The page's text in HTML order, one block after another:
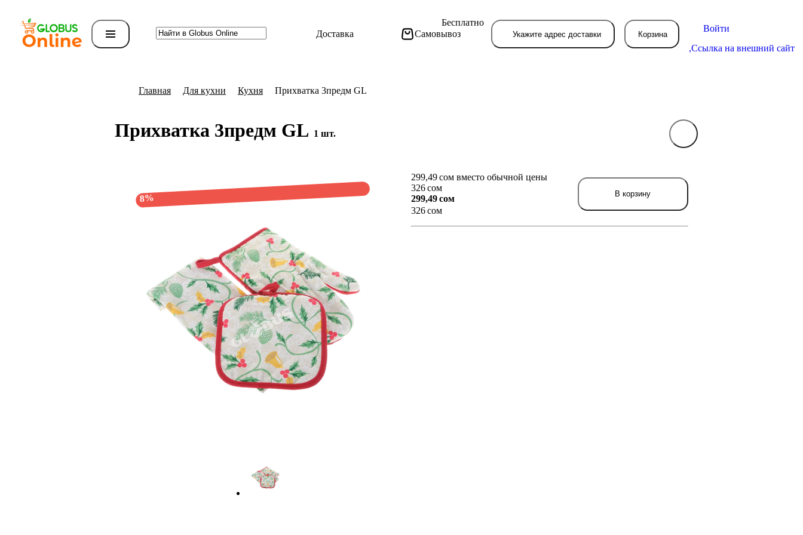
Доставка Самовывоз
Бесплатно
Укажите адрес доставки Корзина
Войти
,Ссылка на внешний сайт
Главная Для кухни Кухня Прихватка 3предм GL
Прихватка 3предм GL 1 шт.
8%
299,49 сом вместо обычной цены
326 сом
299,49 сом
326 сом
В корзину
Тут появятся товары, которые вы закажете.